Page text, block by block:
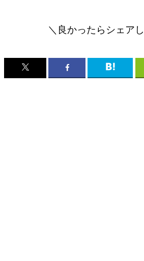
＼良かったらシェア